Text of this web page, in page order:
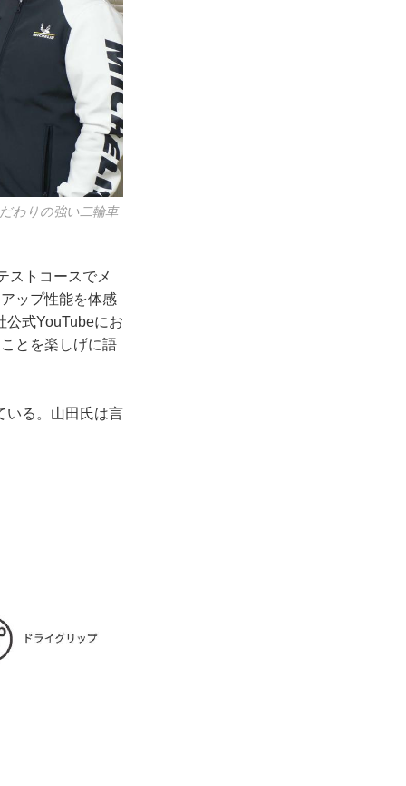
わりの強い二輪車
ストコースでメ
ップ性能を体感
公式YouTubeにお
とを楽しげに語
いる。山田氏は言